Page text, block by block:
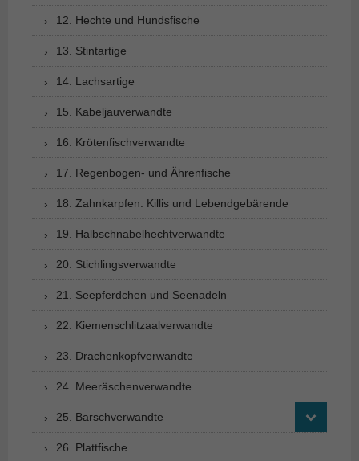
12. Hechte und Hundsfische
13. Stintartige
14. Lachsartige
15. Kabeljauverwandte
16. Krötenfischverwandte
17. Regenbogen- und Ährenfische
18. Zahnkarpfen: Killis und Lebendgebärende
19. Halbschnabelhechtverwandte
20. Stichlingsverwandte
21. Seepferdchen und Seenadeln
22. Kiemenschlitzaalverwandte
23. Drachenkopfverwandte
24. Meeräschenverwandte
25. Barschverwandte
26. Plattfische